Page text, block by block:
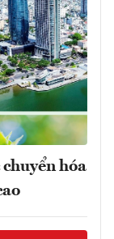
hóa